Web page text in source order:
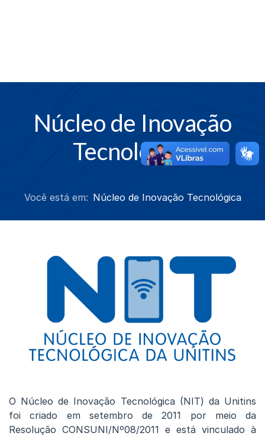
Núcleo de Inovação
Tecnológica
Você está em: Núcleo de Inovação Tecnológica
O Núcleo de Inovação Tecnológica (NIT) da Unitins
foi criado em setembro de 2011 por meio da
Resolução CONSUNI/Nº08/2011 e está vinculado à